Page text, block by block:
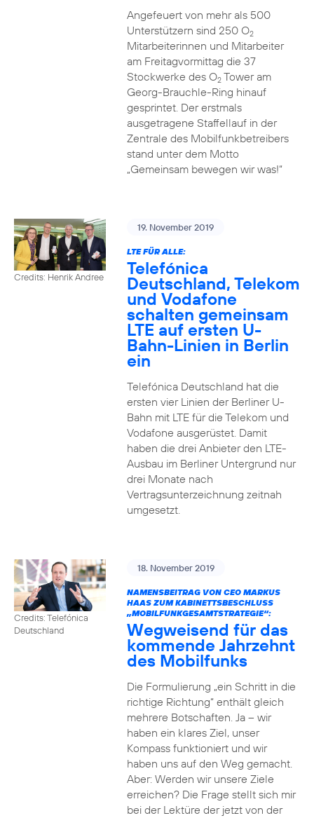
Angefeuert von mehr als 500
Unterstützern sind 250 O2
Mitarbeiterinnen und Mitarbeiter
am Freitagvormittag die 37
Stockwerke des O2Tower am
Georg-Brauchle-Ring hinauf
gesprintet. Der erstmals
ausgetragene Staffellauf in der
Zentrale des Mobilfunkbetreibers
stand unter dem Motto
„Gemeinsam bewegen wir was!“
Credits: Henrik Andree
19. November 2019
LTE FÜR ALLE:
Telefónica
Deutschland, Telekom
und Vodafone
schalten gemeinsam
LTE auf ersten U-
Bahn-Linien in Berlin
ein
Telefónica Deutschland hat die
ersten vier Linien der Berliner U-
Bahn mit LTE für die Telekom und
Vodafone ausgerüstet. Damit
haben die drei Anbieter den LTE-
Ausbau im Berliner Untergrund nur
drei Monate nach
Vertragsunterzeichnung zeitnah
umgesetzt.
Credits: Telefónica
Deutschland
18. November 2019
NAMENSBEITRAG VON CEO MARKUS
HAAS ZUM KABINETTSBESCHLUSS
„MOBILFUNKGESAMTSTRATEGIE“:
Wegweisend für das
kommende Jahrzehnt
des Mobilfunks
Die Formulierung „ein Schritt in die
richtige Richtung“ enthält gleich
mehrere Botschaften. Ja – wir
haben ein klares Ziel, unser
Kompass funktioniert und wir
haben uns auf den Weg gemacht.
Aber: Werden wir unsere Ziele
erreichen? Die Frage stellt sich mir
bei der Lektüre der jetzt von der